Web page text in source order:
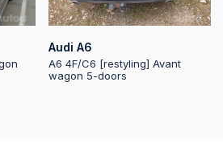
2026-05-10
20:26:44
2026-05-10
20:26:44
Audi A6
A6 4F/C6 [restyling] Avant
wagon 5-doors